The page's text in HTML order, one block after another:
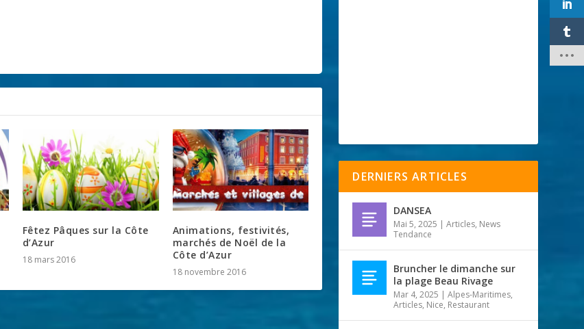
Fêtez Pâques sur la Côte
d’Azur
18 mars 2016
Animations, festivités,
marchés de Noël de la
Côte d’Azur
18 novembre 2016
DERNIERS ARTICLES
DANSEA
Mai 5, 2025 |Articles, News
Tendance
Bruncher le dimanche sur
la plage Beau Rivage
Mar 4, 2025 |Alpes-Maritimes,
Articles, Nice, Restaurant